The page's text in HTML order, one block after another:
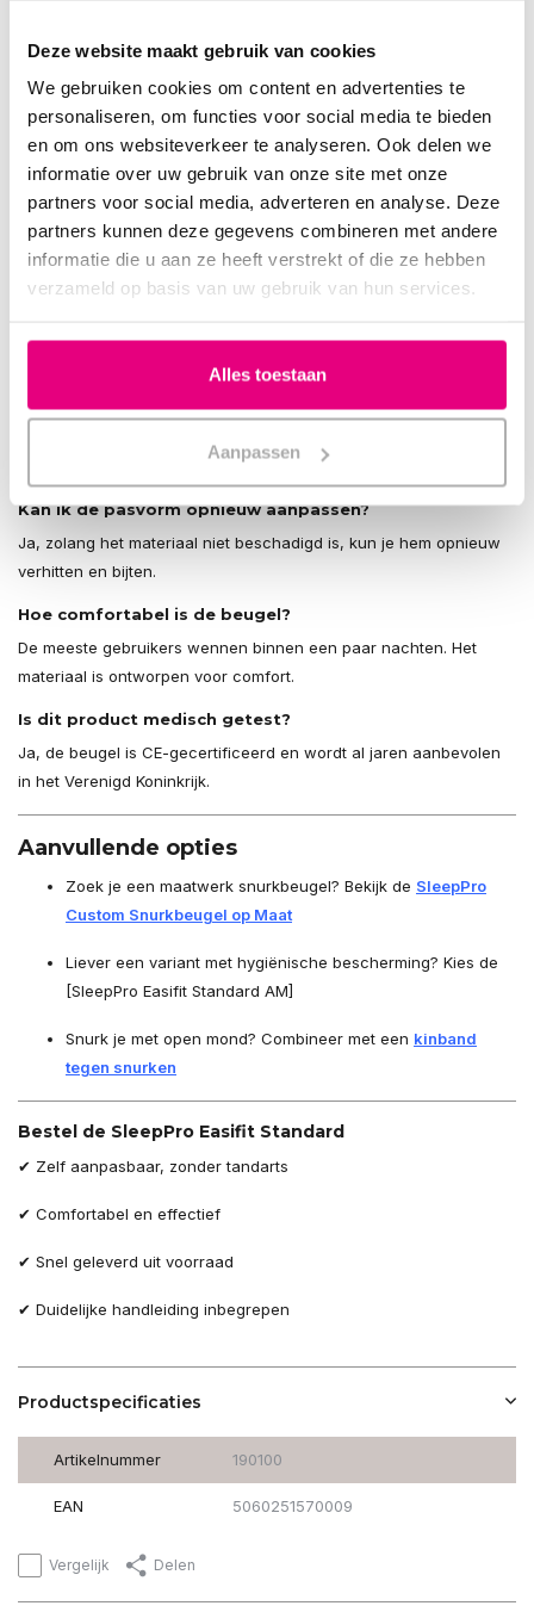
Deze website maakt gebruik van cookies
We gebruiken cookies om content en advertenties te
personaliseren, om functies voor social media te bieden
en om ons websiteverkeer te analyseren. Ook delen we
informatie over uw gebruik van onze site met onze
partners voor social media, adverteren en analyse. Deze
partners kunnen deze gegevens combineren met andere
informatie die u aan ze heeft verstrekt of die ze hebben
verzameld op basis van uw gebruik van hun services.
Alles toestaan
Aanpassen
Download de handleiding (PDF)
Veelgestelde vragen
Alleen bij lichte vormen van OSAS. Overleg altijd met je arts.
Kan ik de pasvorm opnieuw aanpassen?
Ja, zolang het materiaal niet beschadigd is, kun je hem opnieuw
verhitten en bijten.
Hoe comfortabel is de beugel?
De meeste gebruikers wennen binnen een paar nachten. Het
materiaal is ontworpen voor comfort.
Is dit product medisch getest?
Ja, de beugel is CE-gecertificeerd en wordt al jaren aanbevolen
in het Verenigd Koninkrijk.
Aanvullende opties
Zoek je een maatwerk snurkbeugel? Bekijk de SleepPro
Custom Snurkbeugel op Maat
Liever een variant met hygiënische bescherming? Kies de
[SleepPro Easifit Standard AM]
Snurk je met open mond? Combineer met een kinband
tegen snurken
Bestel de SleepPro Easifit Standard
✔ Zelf aanpasbaar, zonder tandarts
✔ Comfortabel en effectief
✔ Snel geleverd uit voorraad
✔ Duidelijke handleiding inbegrepen
Productspecificaties
Artikelnummer 190100
EAN 5060251570009
Vergelijk Delen